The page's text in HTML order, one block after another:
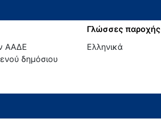
ΑΑΔΕ
δημόσιου
Γλώσσες παροχής
Ελληνικά